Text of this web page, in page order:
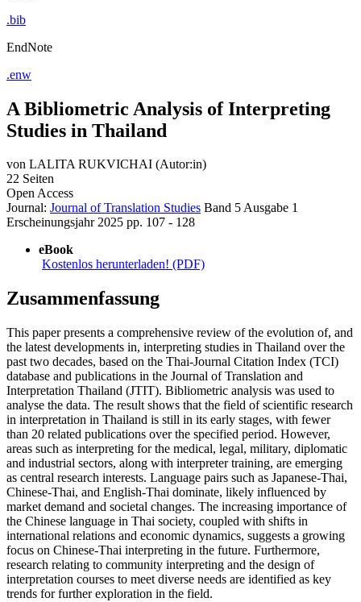
.bib
EndNote
.enw
A Bibliometric Analysis of Interpreting
Studies in Thailand
von LALITA RUKVICHAI (Autor:in)
22 Seiten
Open Access
Journal: Journal of Translation Studies Band 5Ausgabe 1
Erscheinungsjahr 2025 pp. 107 - 128
eBook
Kostenlos herunterladen! (PDF)
Zusammenfassung
This paper presents a comprehensive review of the evolution of, and
the latest developments in, interpreting studies in Thailand over the
past two decades, based on the Thai-Journal Citation Index (TCI)
database and publications in the Journal of Translation and
Interpretation Thailand (JTIT). Bibliometric analysis was used to
analyse the data. The result shows that the field of scientific research
in interpretation in Thailand is still in its early stages, with fewer
than 20 related publications over the specified period. However,
areas such as interpreting for the medical, legal, military, diplomatic
and industrial sectors, along with interpreter training, are emerging
as central research interests. Language pairs such as Japanese-Thai,
Chinese-Thai, and English-Thai dominate, likely influenced by
market demand and societal changes. The increasing importance of
the Chinese language in Thai society, coupled with shifts in
international relations and economic dynamics, suggests a growing
focus on Chinese-Thai interpreting in the future. Furthermore,
research relating to community interpreting and the design of
interpretation courses to meet diverse needs are identified as key
trends for further exploration in the field.